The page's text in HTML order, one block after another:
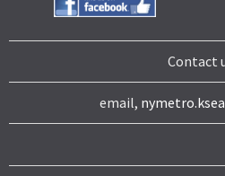
Contact
email,